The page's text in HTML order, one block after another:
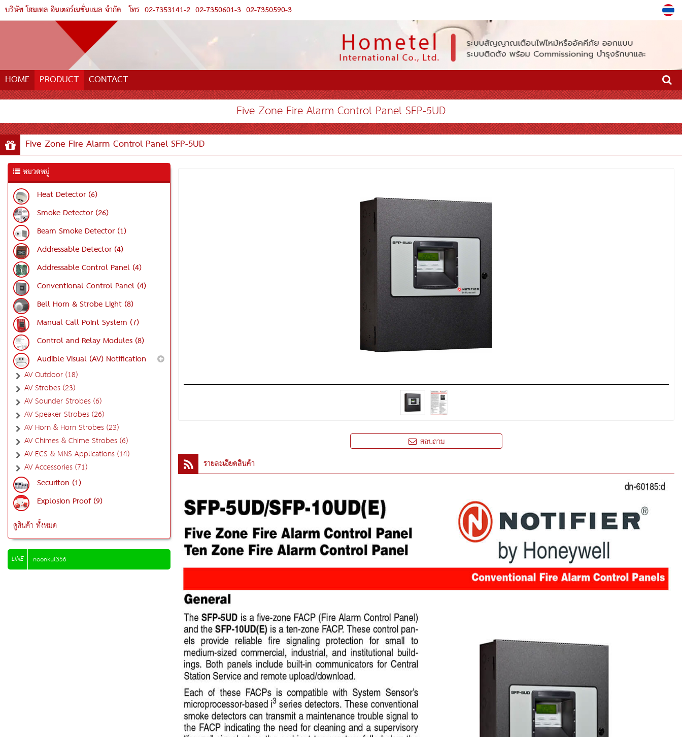
บริษัท โฮมเทล อินเตอร์เนชั่นแนล จำกัด โทร 02-7353141-2 02-7350601-3 02-7350590-3
HOME PRODUCT CONTACT
Five Zone Fire Alarm Control Panel SFP-5UD
Five Zone Fire Alarm Control Panel SFP-5UD
หมวดหมู่
Heat Detector (6)
Smoke Detector (26)
Beam Smoke Detector (1)
Addressable Detector (4)
Addressable Control Panel (4)
Conventional Control Panel (4)
Bell Horn & Strobe Light (8)
Manual Call Point System (7)
Control and Relay Modules (8)
Audible Visual (AV) Notification
AV Outdoor (18)
AV Strobes (23)
AV Sounder Strobes (6)
AV Speaker Strobes (26)
AV Horn & Horn Strobes (23)
AV Chimes & Chime Strobes (6)
AV ECS & MNS Applications (14)
AV Accessories (71)
Securiton (1)
Explosion Proof (9)
ดูสินค้า ทั้งหมด
LINE noonkul356
สอบถาม
รายละเอียดสินค้า